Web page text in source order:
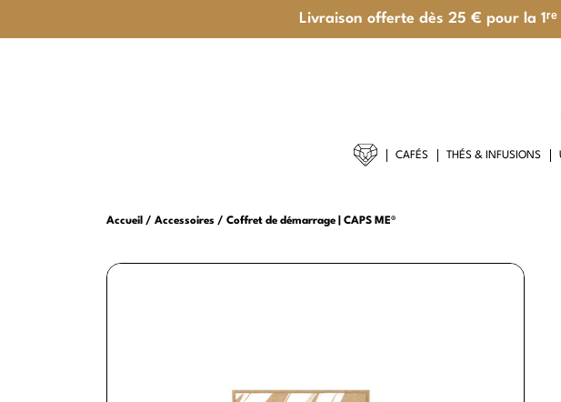
Livraison offerte dès 25 € pour la
CAFÉS THÉS & INFUSIONS
Accueil Accessoires Coffret de démarrage | CAPS ME®